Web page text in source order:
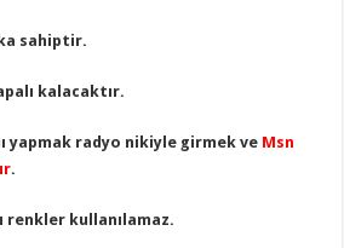
sahiptir.
kalacaktır.
yapmak radyo nikiyle girmek ve Msn
.
renkler kullanılamaz.